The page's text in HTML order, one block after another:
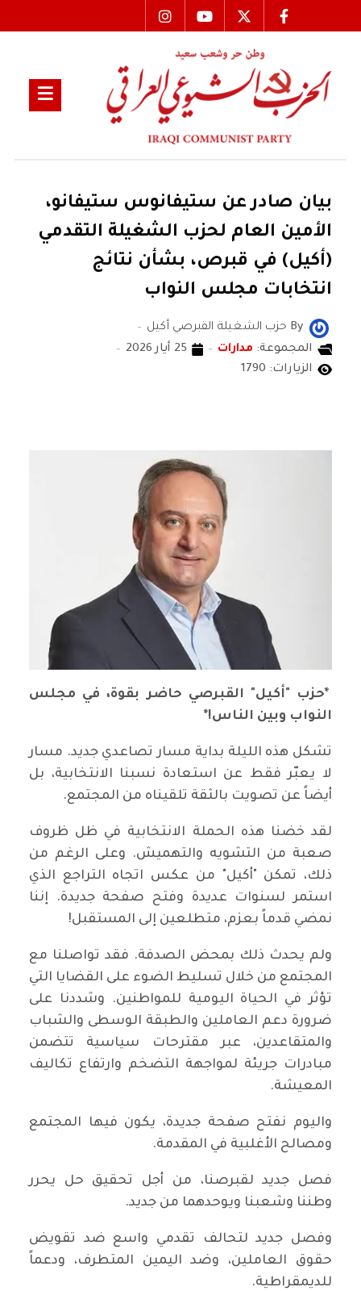
بيان صادر عن ستيفانوس ستيفانو،
الأمين العام لحزب الشغيلة التقدمي
(أكيل) في قبرص، بشأن نتائج
انتخابات مجلس النواب
By حزب الشغيلة القبرصي أكيل
المجموعة: مدارات
25 أيار 2026
الزيارات: 1790
*حزب "أكيل" القبرصي حاضر بقوة، في مجلس
النواب وبين الناس!*
تشكل هذه الليلة بداية مسار تصاعدي جديد. مسار
لا يعبّر فقط عن استعادة نسبنا الانتخابية، بل
أيضاً عن تصويت بالثقة تلقيناه من المجتمع.
لقد خضنا هذه الحملة الانتخابية في ظل ظروف
صعبة من التشويه والتهميش. وعلى الرغم من
ذلك، تمكن "أكيل" من عكس اتجاه التراجع الذي
استمر لسنوات عديدة وفتح صفحة جديدة. إننا
نمضي قدماً بعزم، متطلعين إلى المستقبل!
ولم يحدث ذلك بمحض الصدفة. فقد تواصلنا مع
المجتمع من خلال تسليط الضوء على القضايا التي
تؤثر في الحياة اليومية للمواطنين. وشددنا على
ضرورة دعم العاملين والطبقة الوسطى والشباب
والمتقاعدين، عبر مقترحات سياسية تتضمن
مبادرات جريئة لمواجهة التضخم وارتفاع تكاليف
المعيشة.
واليوم نفتح صفحة جديدة، يكون فيها المجتمع
ومصالح الأغلبية في المقدمة.
فصل جديد لقبرصنا، من أجل تحقيق حل يحرر
وطننا وشعبنا ويوحدهما من جديد.
وفصل جديد لتحالف تقدمي واسع ضد تقويض
حقوق العاملين، وضد اليمين المتطرف، ودعماً
للديمقراطية.